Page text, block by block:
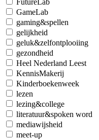
FutureLab
GameLab
gaming&spellen
gelijkheid
geluk&zelfontplooiing
gezondheid
Heel Nederland Leest
KennisMakerij
Kinderboekenweek
lezen
lezing&college
literatuur&spoken word
mediawijsheid
meet-up